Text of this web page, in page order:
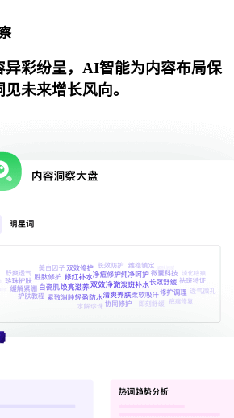
异彩纷呈，AI智能为内容布局保
未来增长风向。